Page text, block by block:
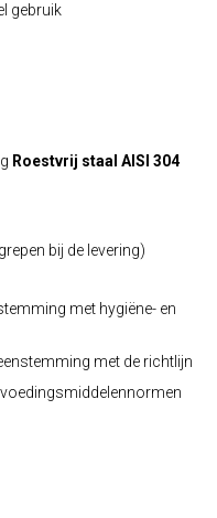
gebruik
Roestvrij staal AISI 304
bij de levering)
met hygiëne- en
met de richtlijn